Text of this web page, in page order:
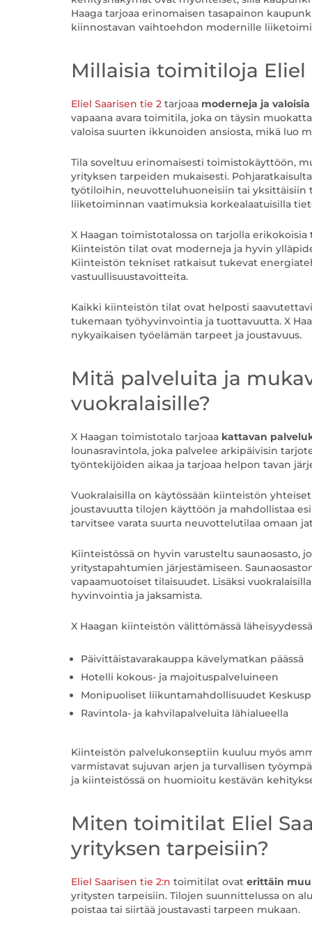
Haaga tarjoaa erinomaisen tasapainon
kiinnostavan vaihtoehdon modernille
Millaisia toimitiloja Eliel
Eliel Saarisen tie 2 tarjoaa moderneja ja
vapaana avara toimitila, joka on täysin
valoisa suurten ikkunoiden ansiosta, mikä luo
Tila soveltuu erinomaisesti toimistokäyttöön,
yrityksen tarpeiden mukaisesti.
työtiloihin, neuvotteluhuoneisiin tai yksittäisiin
liiketoiminnan vaatimuksia korkealaatuisilla
X Haagan toimistotalossa on tarjolla
Kiinteistön tilat ovat moderneja ja hyvin
Kiinteistön tekniset ratkaisut tukevat
vastuullisuustavoitteita.
Kaikki kiinteistön tilat ovat helposti
tukemaan työhyvinvointia ja tuottavuutta. X
nykyaikaisen työelämän tarpeet ja joustavuus.
Mitä palveluita ja
vuokralaisille?
X Haagan toimistotalo tarjoaa kattavan
lounasravintola, joka palvelee arkipäivisin
työntekijöiden aikaa ja tarjoaa helpon tavan
Vuokralaisilla on käytössään kiinteistön
joustavuutta tilojen käyttöön ja mahdollistaa
tarvitsee varata suurta neuvottelutilaa omaan
Kiinteistössä on hyvin varusteltu saunaosasto,
yritystapahtumien järjestämiseen.
vapaamuotoiset tilaisuudet. Lisäksi
hyvinvointia ja jaksamista.
X Haagan kiinteistön välittömässä
Päivittäistavarakauppa kävelymatkan päässä
Hotelli kokous- ja majoituspalveluineen
Monipuoliset liikuntamahdollisuudet
Ravintola- ja kahvilapalveluita lähialueella
Kiinteistön palvelukonseptiin kuuluu myös
varmistavat sujuvan arjen ja turvallisen
ja kiinteistössä on huomioitu kestävän
Miten toimitilat Eliel
yrityksen tarpeisiin?
Eliel Saarisen tie 2:n toimitilat ovat erittäin
yritysten tarpeisiin. Tilojen suunnittelussa on
poistaa tai siirtää joustavasti tarpeen mukaan.